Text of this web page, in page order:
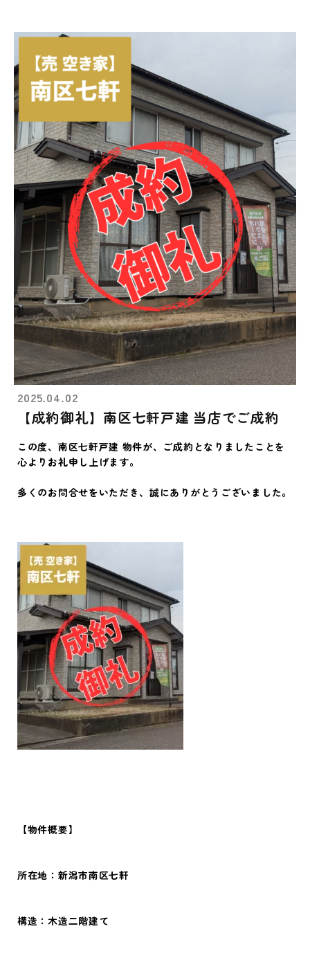
2025.04.02
【成約御礼】南区七軒戸建 当店でご成約
この度、南区七軒戸建 物件が、ご成約となりましたことを
心よりお礼申し上げます。
多くのお問合せをいただき、誠にありがとうございました。
【物件概要】
所在地：新潟市南区七軒
構造：木造二階建て